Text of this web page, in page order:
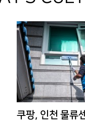
쿠팡, 인천 물류